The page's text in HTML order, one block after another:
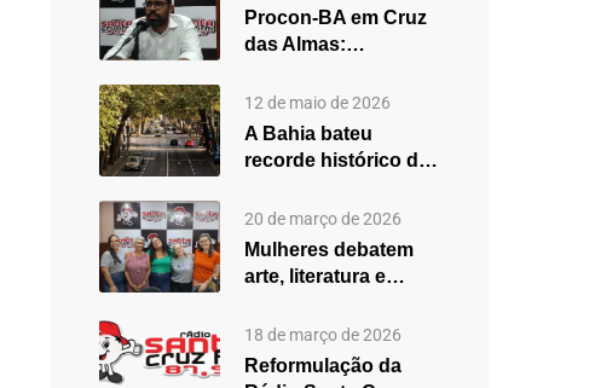
Procon-BA em Cruz
das Almas:
fortalecimento do
atendimento…
12 de maio de 2026
A Bahia bateu
recorde histórico de
2025,…
20 de março de 2026
Mulheres debatem
arte, literatura e
edição especial do…
18 de março de 2026
Reformulação da